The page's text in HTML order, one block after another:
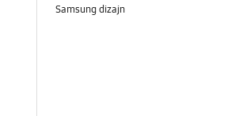
Samsung dizajn